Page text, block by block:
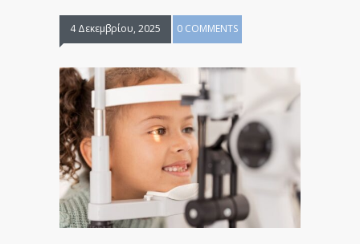
4 Δεκεμβρίου, 2025 0 COMMENTS